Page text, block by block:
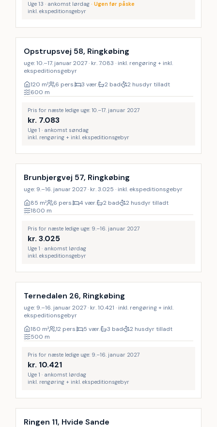
Uge 13 · ankomst lørdag · Ugen før påske
inkl. ekspeditionsgebyr
Inkl. rengøring
Opstrupsvej 58, Ringkøbing
uge: 10.–17. januar 2027 · kr. 7.083 · inkl. rengøring + inkl.
ekspeditionsgebyr
120 m² 6 pers. 3 vær. 2 bad
2 husdyr tilladt
600 m
Pris for næste ledige uge: 10.–17. januar 2027
kr. 7.083
Uge 1 · ankomst søndag
inkl. rengøring + inkl. ekspeditionsgebyr
Brunbjergvej 57, Ringkøbing
uge: 9.–16. januar 2027 · kr. 3.025 · inkl. ekspeditionsgebyr
85 m² 6 pers. 4 vær. 2 bad
2 husdyr tilladt
1800 m
Pris for næste ledige uge: 9.–16. januar 2027
kr. 3.025
Uge 1 · ankomst lørdag
inkl. ekspeditionsgebyr
Inkl. rengøring
Ternedalen 26, Ringkøbing
uge: 9.–16. januar 2027 · kr. 10.421 · inkl. rengøring + inkl.
ekspeditionsgebyr
180 m² 12 pers. 5 vær. 3 bad
2 husdyr tilladt
500 m
Pris for næste ledige uge: 9.–16. januar 2027
kr. 10.421
Uge 1 · ankomst lørdag
inkl. rengøring + inkl. ekspeditionsgebyr
Inkl. rengøring
Ringen 11, Hvide Sande